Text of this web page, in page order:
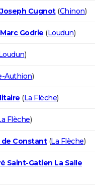
Cugnot(Chinon)
Godrie (Loudun)
)
Authion)
(La Flèche)
Flèche)
de Constant(La Flèche)
Saint-Gatien La Salle